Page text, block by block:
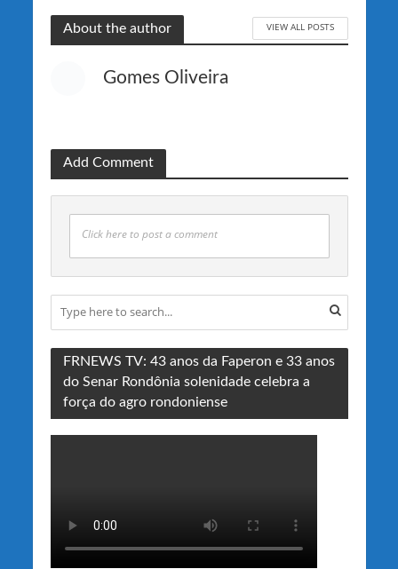
About the author VIEW ALL POSTS
Gomes Oliveira
Add Comment
Click here to post a comment
FRNEWS TV: 43 anos da Faperon e 33 anos
do Senar Rondônia solenidade celebra a
força do agro rondoniense